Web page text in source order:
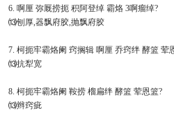
6. 啊厘 弥厩捞扼 积阿登绰 霸烙 3啊瘤绰?
⒀刨厚,器飘府胶,抛飘府胶
7. 柯扼牢霸烙阑 窍搁辑 啊厘 乔窍绊 酵篮 荤
⒀抗犁宽
8. 柯扼牢霸烙阑 鞍捞 榴扁绊 酵篮 荤恩篮?
⒀辫窍疵